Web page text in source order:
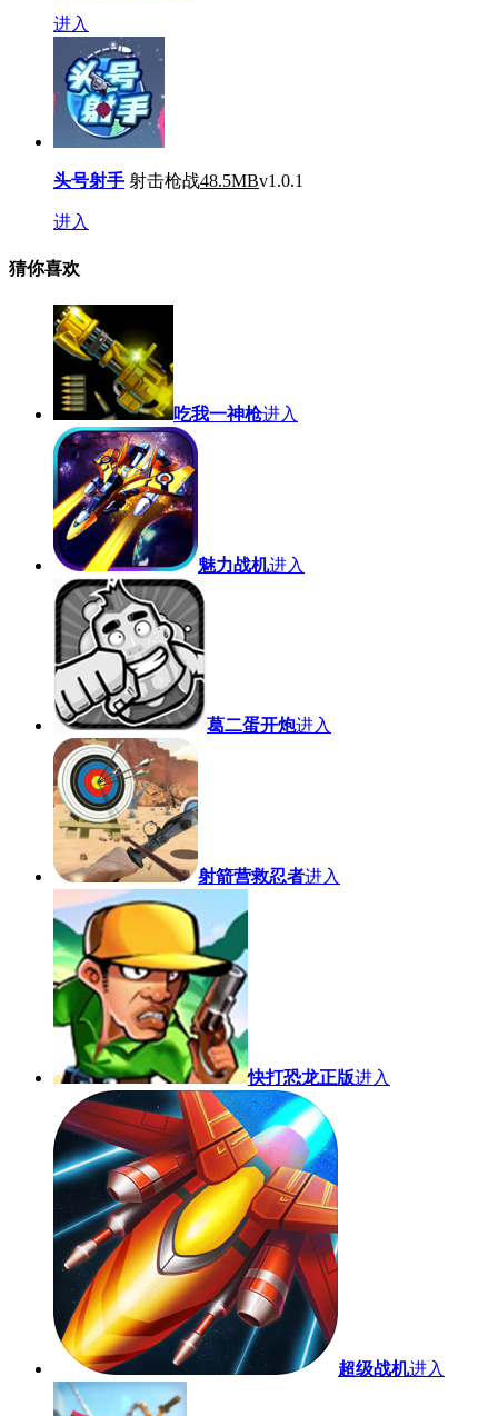
进入
头号射手 射击枪战48.5MBv1.0.1
进入
猜你喜欢
吃我一神枪进入
魅力战机进入
葛二蛋开炮进入
射箭营救忍者进入
快打恐龙正版进入
超级战机进入